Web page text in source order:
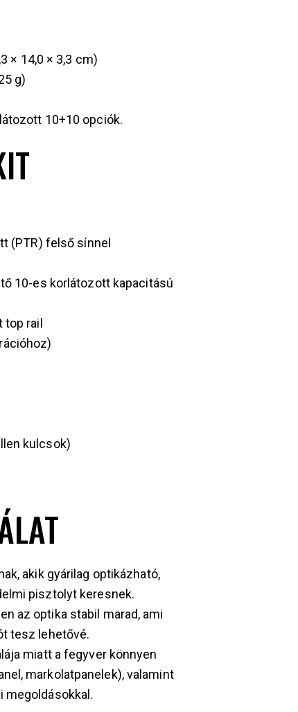
× 14,0 × 3,3 cm)
g)
10+10 opciók.
(PTR) felső sínnel
10-es korlátozott kapacitású
top rail
kulcsok)
akik gyárilag optikázható,
pisztolyt keresnek.
az optika stabil marad, ami
tesz lehetővé.
miatt a fegyver könnyen
markolatpanelek), valamint
megoldásokkal.